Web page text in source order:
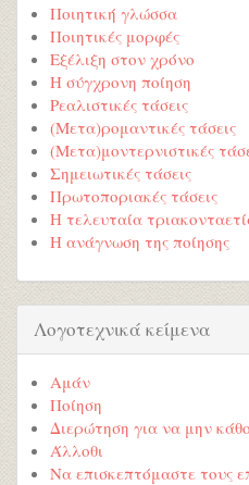
Ποιητική γλώσσα
Ποιητικές μορφές
Εξέλιξη στον χρόνο
Η σύγχρονη ποίηση
Ρεαλιστικές τάσεις
(Μετα)ρομαντικές τάσεις
(Μετα)μοντερνιστικές
Σημειωτικές τάσεις
Πρωτοποριακές τάσεις
Η τελευταία
Η ανάγνωση της ποίησης
Λογοτεχνικά κείμενα
Αμάν
Ποίηση
Διερώτηση για να μην
Άλλοθι
Να επισκεπτόμαστε τους